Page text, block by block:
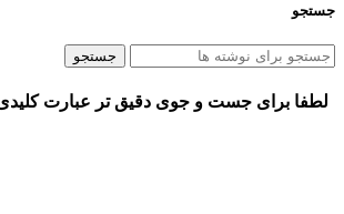
جستجو
جستجو
لطفا برای جست و جوی دقیق تر عبارت کلیدی